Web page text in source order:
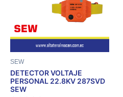
SEW
DETECTOR VOLTAJE
PERSONAL 22.8KV 287SVD
SEW